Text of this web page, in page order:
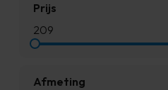
Prijs
209
Afmeting